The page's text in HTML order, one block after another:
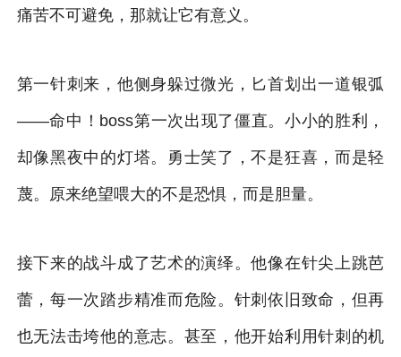
痛苦不可避免，那就让它有意义。
第一针刺来，他侧身躲过微光，匕首划出一道银弧
——命中！boss第一次出现了僵直。小小的胜利，
却像黑夜中的灯塔。勇士笑了，不是狂喜，而是轻
蔑。原来绝望喂大的不是恐惧，而是胆量。
接下来的战斗成了艺术的演绎。他像在针尖上跳芭
蕾，每一次踏步精准而危险。针刺依旧致命，但再
也无法击垮他的意志。甚至，他开始利用针刺的机